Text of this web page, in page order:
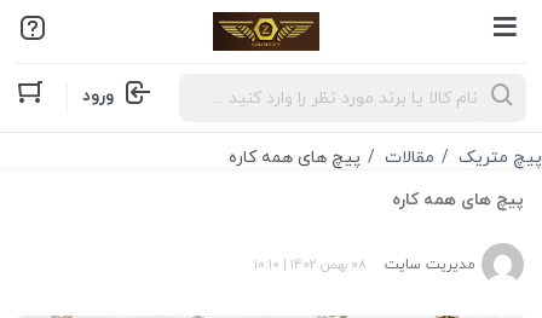
Products
search ورود
پیچ متریک مقالات
پیچ های همه کاره
پیچ های همه کاره
مدیریت سایت 08 بهمن 1402 |
10:10